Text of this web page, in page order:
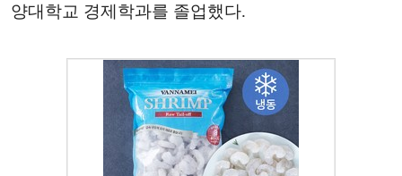
양대학교 경제학과를 졸업했다.